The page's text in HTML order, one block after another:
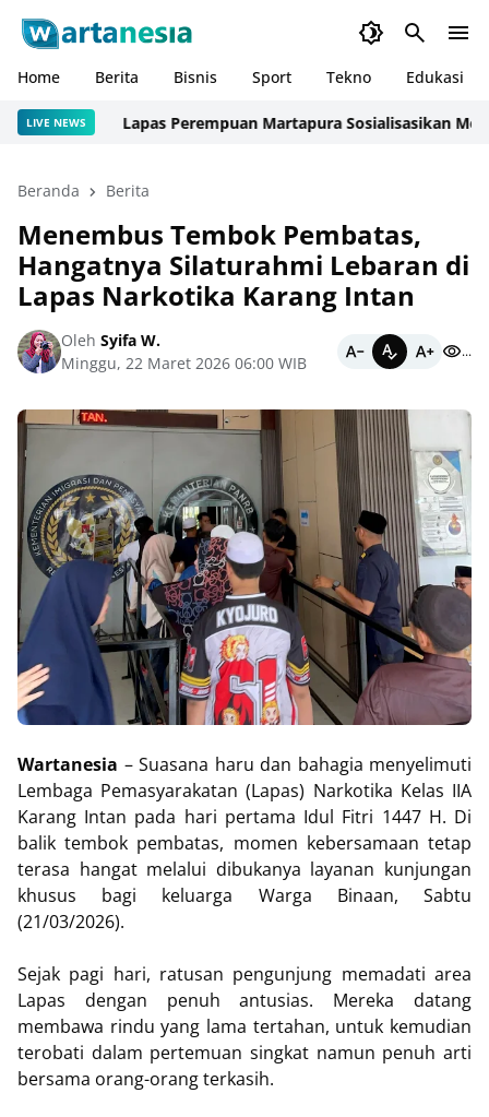
Home Berita Bisnis Sport Tekno Edukasi
LIVE NEWSLapas Perempuan Martapura Sosialisasikan
Beranda Berita
Menembus Tembok Pembatas,
Hangatnya Silaturahmi Lebaran di
Lapas Narkotika Karang Intan
Oleh Syifa W.
Minggu, 22 Maret 2026 06:00 WIB
...
Wartanesia – Suasana haru dan bahagia menyelimuti
Lembaga Pemasyarakatan (Lapas) Narkotika Kelas IIA
Karang Intan pada hari pertama Idul Fitri 1447 H. Di
balik tembok pembatas, momen kebersamaan tetap
terasa hangat melalui dibukanya layanan kunjungan
khusus bagi keluarga Warga Binaan, Sabtu
(21/03/2026).
Sejak pagi hari, ratusan pengunjung memadati area
Lapas dengan penuh antusias. Mereka datang
membawa rindu yang lama tertahan, untuk kemudian
terobati dalam pertemuan singkat namun penuh arti
bersama orang-orang terkasih.